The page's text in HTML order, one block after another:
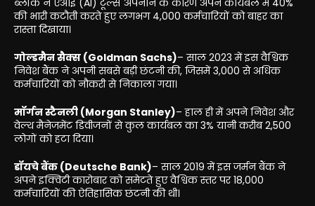
की भारी कटौती करते हुए लगभग 4,000 कर्मचारियों को बाहर का
रास्ता दिखाया।
गोल्डमैन सैक्स (Goldman Sachs)– साल 2023 में इस वैश्विक
निवेश बैंक ने अपनी सबसे बड़ी छंटनी की, जिसमें 3,000 से अधिक
कर्मचारियों को नौकरी से निकाला गया।
मॉर्गन स्टैनली (Morgan Stanley)– हाल ही में अपने निवेश और
वेल्थ मैनेजमेंट डिवीजनों से कुल कार्यबल का 3% यानी करीब 2,500
लोगों को हटा दिया।
डॉयचे बैंक (Deutsche Bank)– साल 2019 में इस जर्मन बैंक ने
अपने इक्विटी कारोबार को समेटते हुए वैश्विक स्तर पर 18,000
कर्मचारियों की ऐतिहासिक छंटनी की थी।